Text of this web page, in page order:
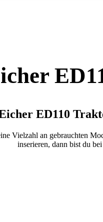
ED110
Vielzahl an gebrauchten
inserieren, dann bist du